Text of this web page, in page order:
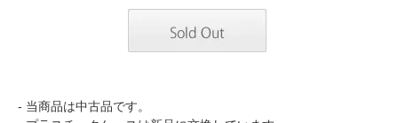
- 当商品は中古品です。